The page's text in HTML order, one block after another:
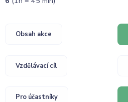
Obsah akce
Vzdělávací cíl
Pro účastníky